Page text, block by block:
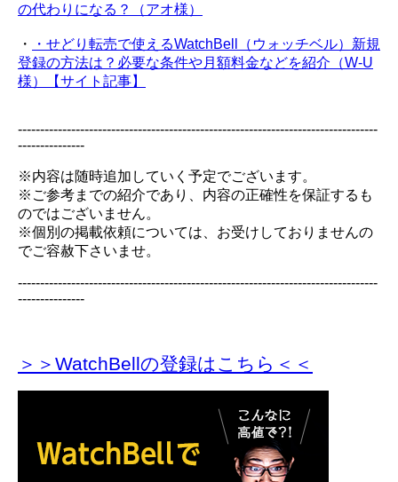
の代わりになる？（アオ様）
・
・せどり転売で使えるWatchBell（ウォッチベル）新規
登録の方法は？必要な条件や月額料金などを紹介（W-U
様）【サイト記事】
---------------------------------------------------------------------------------
---------------
※内容は随時追加していく予定でございます。
※ご参考までの紹介であり、内容の正確性を保証するも
のではございません。
※個別の掲載依頼については、お受けしておりませんの
でご容赦下さいませ。
---------------------------------------------------------------------------------
---------------
＞＞WatchBellの登録はこちら＜＜